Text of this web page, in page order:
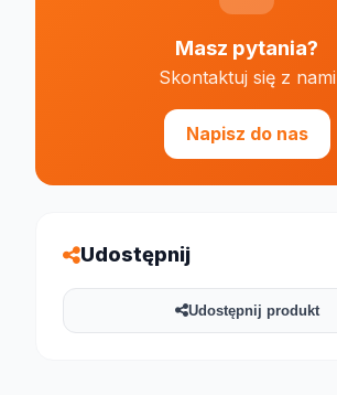
Masz pytania?
Skontaktuj się z nami
Napisz do nas
Udostępnij
Udostępnij produkt